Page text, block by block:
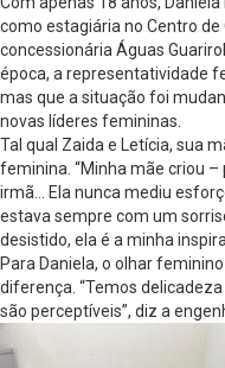
como estagiária no Centro de
concessionária Águas
época, a representatividade
mas que a situação foi
novas líderes femininas.
Tal qual Zaida e Letícia, sua
feminina. “Minha mãe criou
irmã… Ela nunca mediu
estava sempre com um
desistido, ela é a minha
Para Daniela, o olhar
diferença. “Temos
são perceptíveis”, diz a